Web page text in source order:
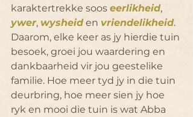
karaktertrekke soos eerlikheid,
ywer, wysheid en vriendelikheid.
Daarom, elke keer as jy hierdie tuin
besoek, groei jou waardering en
dankbaarheid vir jou geestelike
familie. Hoe meer tyd jy in die tuin
deurbring, hoe meer sien jy hoe
ryk en mooi die tuin is wat Abba